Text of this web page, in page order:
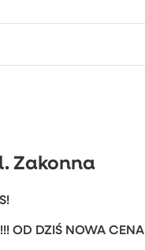
Zakonna
OD DZIŚ NOWA CENA